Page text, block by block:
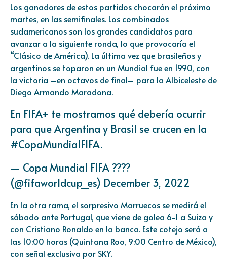
Los ganadores de estos partidos chocarán el próximo
martes, en las semifinales. Los combinados
sudamericanos son los grandes candidatos para
avanzar a la siguiente ronda, lo que provocaría el
“Clásico de América). La última vez que brasileños y
argentinos se toparon en un Mundial fue en 1990, con
la victoria –en octavos de final– para la Albiceleste de
Diego Armando Maradona.
En FIFA+ te mostramos qué debería ocurrir
para que Argentina y Brasil se crucen en la
#CopaMundialFIFA.
— Copa Mundial FIFA ????
(@fifaworldcup_es) December 3, 2022
En la otra rama, el sorpresivo Marruecos se medirá el
sábado ante Portugal, que viene de golea 6-1 a Suiza y
con Cristiano Ronaldo en la banca. Este cotejo será a
las 10:00 horas (Quintana Roo, 9:00 Centro de México),
con señal exclusiva por SKY.